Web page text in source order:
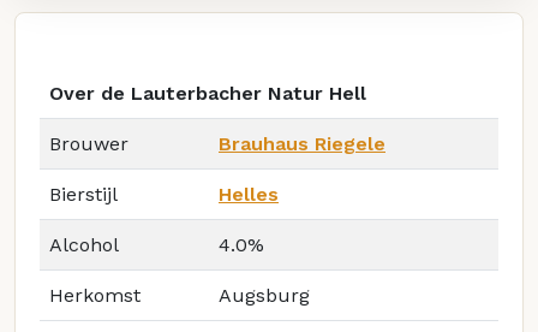
Over de Lauterbacher Natur Hell
Brouwer Brauhaus Riegele
Bierstijl Helles
Alcohol 4.0%
Herkomst Augsburg